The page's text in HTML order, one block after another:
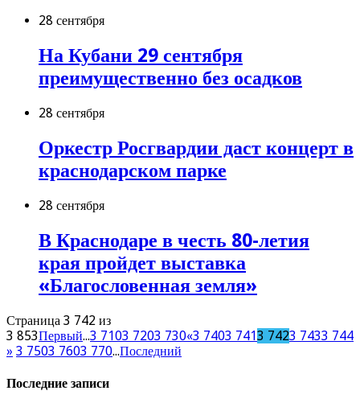
28 сентября
На Кубани 29 сентября
преимущественно без осадков
28 сентября
Оркестр Росгвардии даст концерт в
краснодарском парке
28 сентября
В Краснодаре в честь 80-летия
края пройдет выставка
«Благословенная земля»
Страница 3 742 из
3 853Первый...3 7103 7203 730«3 7403 7413 7423 7433 744
» 3 7503 7603 770...Последний
Последние записи